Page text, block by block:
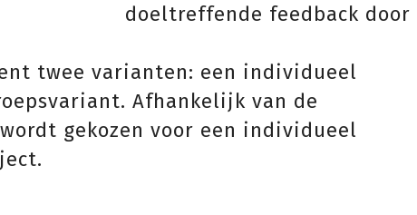
doeltreffende feedback door
twee varianten: een individueel
Afhankelijk van de
gekozen voor een individueel